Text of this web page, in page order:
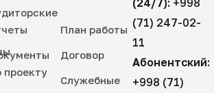
проекту
План работы
Договор
Служебные
(24/7): +998
(71) 247-02-
11
Абонентский:
+998 (71)